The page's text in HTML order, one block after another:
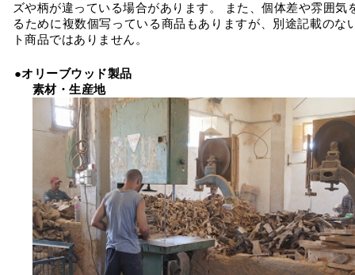
ズや柄が違っている場合があります。 また、個体差や雰囲気
るために複数個写っている商品もありますが、別途記載のな
ト商品ではありません。
●オリーブウッド製品
素材・生産地